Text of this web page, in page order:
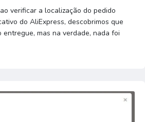
verificar a localização do pedido
do AliExpress, descobrimos que
mas na verdade, nada foi